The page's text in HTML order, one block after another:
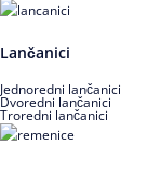
Lančanici
Jednoredni lančanici
Dvoredni lančanici
Troredni lančanici